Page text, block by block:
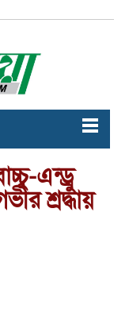
এন্ড্রু
শ্রদ্ধায়